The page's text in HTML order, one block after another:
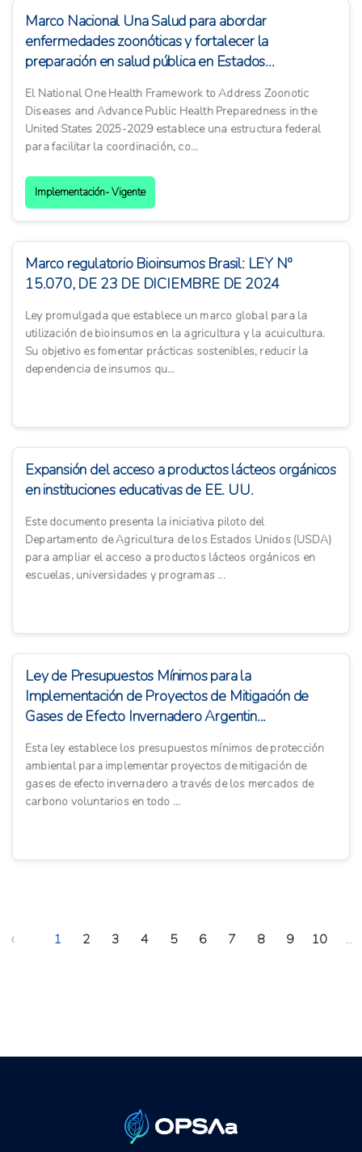
Marco Nacional Una Salud para abordar
enfermedades zoonóticas y fortalecer la
preparación en salud pública en Estados...
El National One Health Framework to Address Zoonotic
Diseases and Advance Public Health Preparedness in the
United States 2025-2029 establece una estructura federal
para facilitar la coordinación, co...
Implementación- Vigente
Marco regulatorio Bioinsumos Brasil: LEY Nº
15.070, DE 23 DE DICIEMBRE DE 2024
Ley promulgada que establece un marco global para la
utilización de bioinsumos en la agricultura y la acuicultura.
Su objetivo es fomentar prácticas sostenibles, reducir la
dependencia de insumos qu...
Expansión del acceso a productos lácteos orgánicos
en instituciones educativas de EE. UU.
Este documento presenta la iniciativa piloto del
Departamento de Agricultura de los Estados Unidos (USDA)
para ampliar el acceso a productos lácteos orgánicos en
escuelas, universidades y programas ...
Ley de Presupuestos Mínimos para la
Implementación de Proyectos de Mitigación de
Gases de Efecto Invernadero Argentin...
Esta ley establece los presupuestos mínimos de protección
ambiental para implementar proyectos de mitigación de
gases de efecto invernadero a través de los mercados de
carbono voluntarios en todo ...
‹ 1 2 3 4 5 6 7 8 9 10 ...